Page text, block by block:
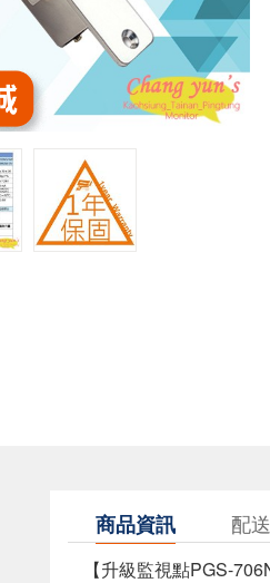
商品資訊 配
【升級監視點PGS-